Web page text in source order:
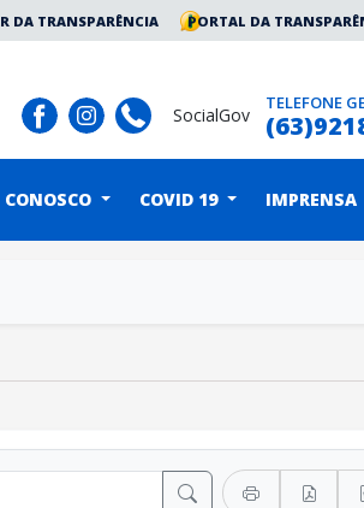
DA TRANSPARÊNCIA PORTAL DA
SocialGov
TELEFONE
CONOSCO COVID 19 IMPRENSA